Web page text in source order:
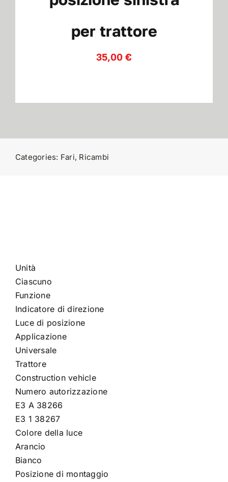
Contatti
per trattore
35,00 €
Categories: Fari, Ricambi
Unità
Ciascuno
Funzione
Indicatore di direzione
Luce di posizione
Applicazione
Universale
Trattore
Construction vehicle
Numero autorizzazione
E3 A 38266
E3 1 38267
Colore della luce
Arancio
Bianco
Posizione di montaggio